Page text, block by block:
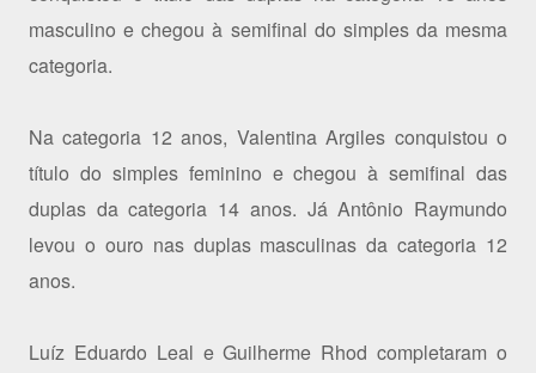
masculino e chegou à semifinal do simples da mesma
categoria.
Na categoria 12 anos, Valentina Argiles conquistou o
título do simples feminino e chegou à semifinal das
duplas da categoria 14 anos. Já Antônio Raymundo
levou o ouro nas duplas masculinas da categoria 12
anos.
Luíz Eduardo Leal e Guilherme Rhod completaram o